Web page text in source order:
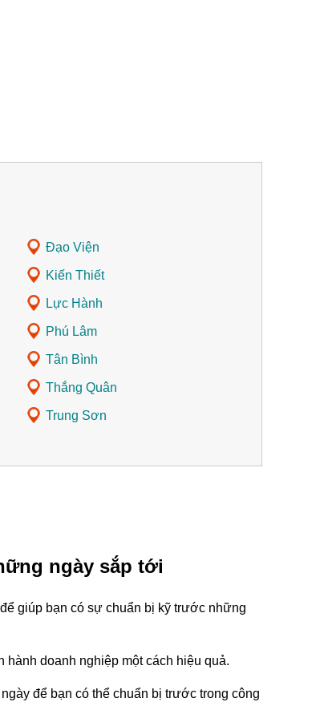
Đạo Viện
Kiến Thiết
Lực Hành
Phú Lâm
Tân Bình
Thắng Quân
Trung Sơn
ngày sắp tới
giúp bạn có sự chuẩn bị kỹ trước những
doanh nghiệp một cách hiệu quả.
để bạn có thể chuẩn bị trước trong công